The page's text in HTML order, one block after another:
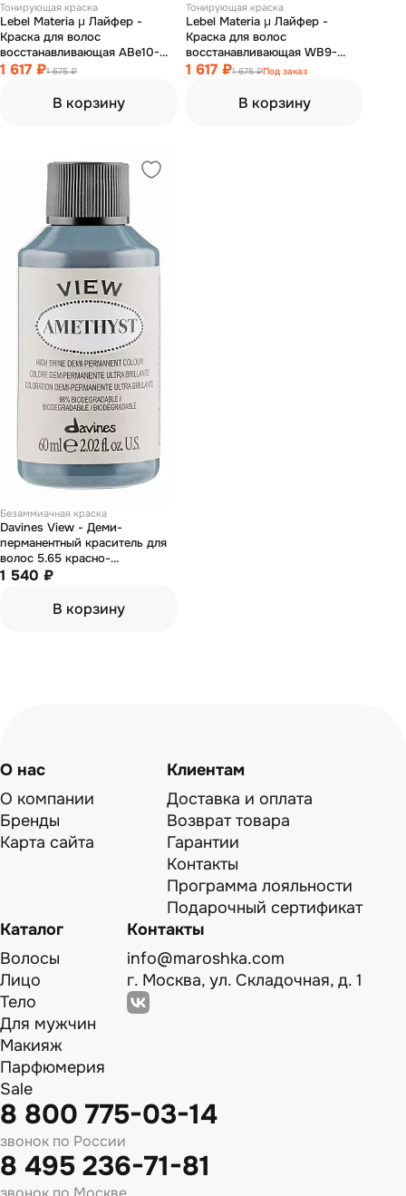
Тонирующая краска
Lebel Materia µ Лайфер -
Краска для волос
восстанавливающая ABe10-
яркий блондин пепельно-
1 617 ₽1 675 ₽
В корзину
Тонирующая краска
Lebel Materia µ Лайфер -
Краска для волос
восстанавливающая WB9-
очень светлый теплый 80гр
1 617 ₽1 675 ₽Под заказ
В корзину
Безаммиачная краска
Davines View - Деми-
перманентный краситель для
волос 5.65 красно-
махагоновый светло-
1 540 ₽
В корзину
О нас
О компании
Бренды
Карта сайта
Клиентам
Доставка и оплата
Возврат товара
Гарантии
Контакты
Программа лояльности
Подарочный сертификат
Каталог
Волосы
Лицо
Тело
Для мужчин
Макияж
Парфюмерия
Sale
Контакты
info@maroshka.com
г. Москва, ул. Складочная, д. 1
8 800 775-03-14
звонок по России
8 495 236-71-81